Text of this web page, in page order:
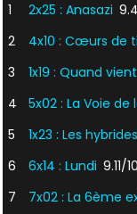
1 2x25 : Anasazi
2
4x10 : Cœurs de
3
1x19 : Quand
4
5x02 : La Voie de
5
1x23 : Les hybrides
6
6x14 : Lundi 9.11/10
7
7x02 : La 6ème